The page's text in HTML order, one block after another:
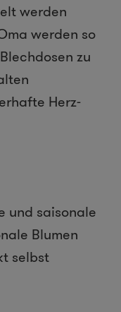
werden
werden so
zu
Herz-
und saisonale
Blumen
selbst